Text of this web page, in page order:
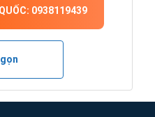
0938119439